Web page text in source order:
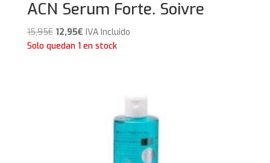
ACN Serum Forte. Soivre
15,95€ El
precio
12,95€El
precio
IVA Incluido
Solo quedan 1 en stock